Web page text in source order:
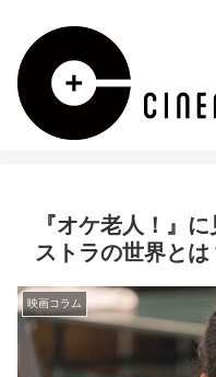
『オケ老人！』
ストラの世界とは
映画コラム